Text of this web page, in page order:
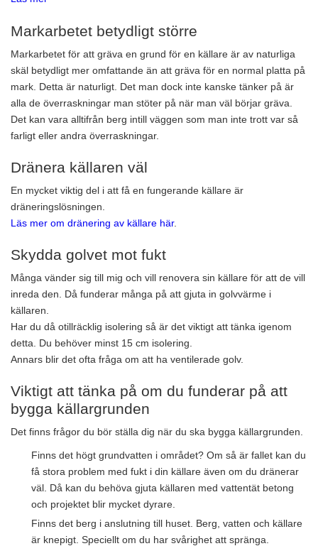
Markarbetet betydligt större
Markarbetet för att gräva en grund för en källare är av naturliga
skäl betydligt mer omfattande än att gräva för en normal platta på
mark. Detta är naturligt. Det man dock inte kanske tänker på är
alla de överraskningar man stöter på när man väl börjar gräva.
Det kan vara alltifrån berg intill väggen som man inte trott var så
farligt eller andra överraskningar.
Dränera källaren väl
En mycket viktig del i att få en fungerande källare är
dräneringslösningen.
Läs mer om dränering av källare här.
Skydda golvet mot fukt
Många vänder sig till mig och vill renovera sin källare för att de vill
inreda den. Då funderar många på att gjuta in golvvärme i
källaren.
Har du då otillräcklig isolering så är det viktigt att tänka igenom
detta. Du behöver minst 15 cm isolering.
Annars blir det ofta fråga om att ha ventilerade golv.
Viktigt att tänka på om du funderar på att
bygga källargrunden
Det finns frågor du bör ställa dig när du ska bygga källargrunden.
Finns det högt grundvatten i området? Om så är fallet kan du
få stora problem med fukt i din källare även om du dränerar
väl. Då kan du behöva gjuta källaren med vattentät betong
och projektet blir mycket dyrare.
Finns det berg i anslutning till huset. Berg, vatten och källare
är knepigt. Speciellt om du har svårighet att spränga.